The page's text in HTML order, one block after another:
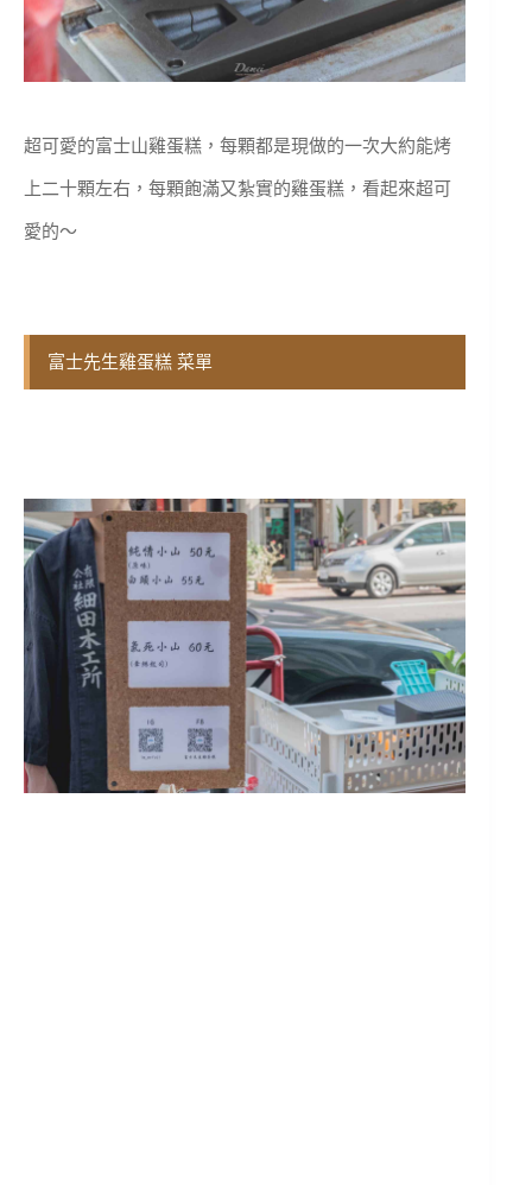
超可愛的富士山雞蛋糕，每顆都是現做的一次大約能烤
上二十顆左右，每顆飽滿又紮實的雞蛋糕，看起來超可
愛的～
富士先生雞蛋糕 菜單